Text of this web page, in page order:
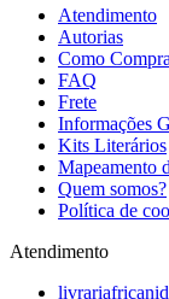
Atendimento
Autorias
Como
FAQ
Frete
Informações
Kits Literários
Mapeamento
Quem somos?
Política de
Atendimento